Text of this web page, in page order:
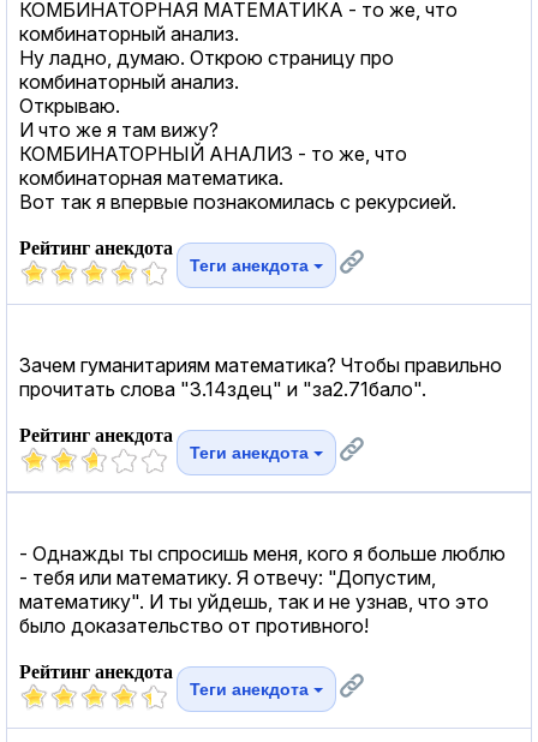
КОМБИНАТОРНАЯ МАТЕМАТИКА - то же, что
комбинаторный анализ.
Ну ладно, думаю. Открою страницу про
комбинаторный анализ.
Открываю.
И что же я там вижу?
КОМБИНАТОРНЫЙ АНАЛИЗ - то же, что
комбинаторная математика.
Вот так я впервые познакомилась с рекурсией.
Рейтинг анекдота
Теги анекдота
Зачем гуманитариям математика? Чтобы правильно
прочитать слова "3.14здец" и "за2.71бало".
Рейтинг анекдота
Теги анекдота
- Однажды ты спросишь меня, кого я больше люблю
- тебя или математику. Я отвечу: "Допустим,
математику". И ты уйдешь, так и не узнав, что это
было доказательство от противного!
Рейтинг анекдота
Теги анекдота